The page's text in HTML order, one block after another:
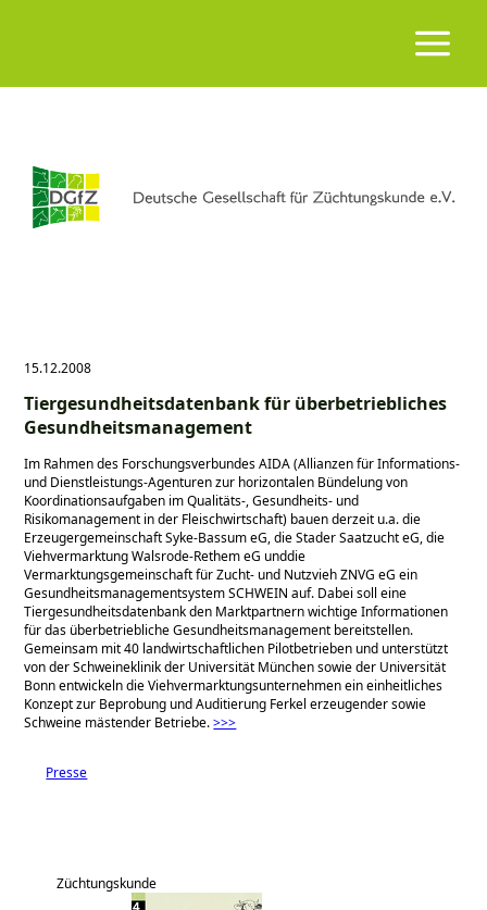
15.12.2008
Tiergesundheitsdatenbank für überbetriebliches
Gesundheitsmanagement
Im Rahmen des Forschungsverbundes AIDA (Allianzen für Informations-
und Dienstleistungs-Agenturen zur horizontalen Bündelung von
Koordinationsaufgaben im Qualitäts-, Gesundheits- und
Risikomanagement in der Fleischwirtschaft) bauen derzeit u.a. die
Erzeugergemeinschaft Syke-Bassum eG, die Stader Saatzucht eG, die
Viehvermarktung Walsrode-Rethem eG unddie
Vermarktungsgemeinschaft für Zucht- und Nutzvieh ZNVG eG ein
Gesundheitsmanagementsystem SCHWEIN auf. Dabei soll eine
Tiergesundheitsdatenbank den Marktpartnern wichtige Informationen
für das überbetriebliche Gesundheitsmanagement bereitstellen.
Gemeinsam mit 40 landwirtschaftlichen Pilotbetrieben und unterstützt
von der Schweineklinik der Universität München sowie der Universität
Bonn entwickeln die Viehvermarktungsunternehmen ein einheitliches
Konzept zur Beprobung und Auditierung Ferkel erzeugender sowie
Schweine mästender Betriebe.>>>
Presse
Züchtungskunde